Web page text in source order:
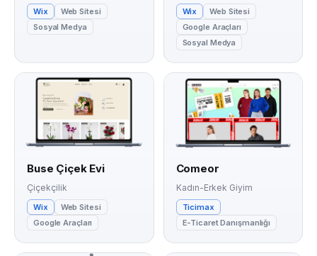
Wix
Web Sitesi
Sosyal Medya
Wix
Web Sitesi
Google Araçları
Sosyal Medya
Buse Çiçek Evi
Çiçekçilik
Wix
Web Sitesi
Google Araçları
Comeor
Kadın-Erkek Giyim
Ticimax
E-Ticaret Danışmanlığı